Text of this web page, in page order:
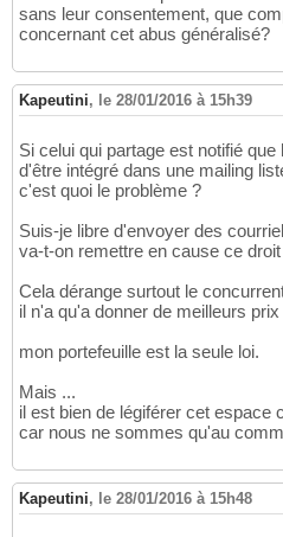
sans leur consentement, que
concernant cet abus généralisé?
Kapeutini, le 28/01/2016 à 15h39
Si celui qui partage est notifié
d'être intégré dans une mailing
c'est quoi le problème ?
Suis-je libre d'envoyer des
va-t-on remettre en cause ce
Cela dérange surtout le
il n'a qu'a donner de meilleurs
mon portefeuille est la seule loi.
Mais ...
il est bien de légiférer cet espace
car nous ne sommes qu'au
Kapeutini, le 28/01/2016 à 15h48